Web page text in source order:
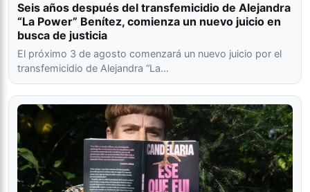
Seis años después del transfemicidio de Alejandra
“La Power” Benítez, comienza un nuevo juicio en
busca de justicia
El próximo 3 de agosto comenzará un nuevo juicio por el
transfemicidio de Alejandra “La…